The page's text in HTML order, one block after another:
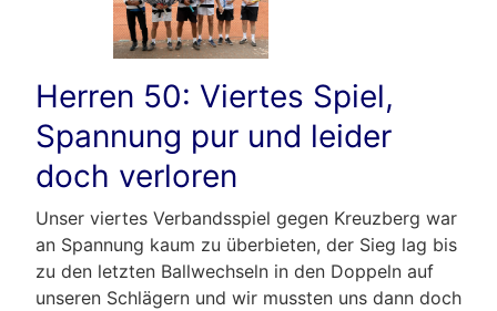
Herren 50: Viertes Spiel,
Spannung pur und leider
doch verloren
Unser viertes Verbandsspiel gegen Kreuzberg war
an Spannung kaum zu überbieten, der Sieg lag bis
zu den letzten Ballwechseln in den Doppeln auf
unseren Schlägern und wir mussten uns dann doch